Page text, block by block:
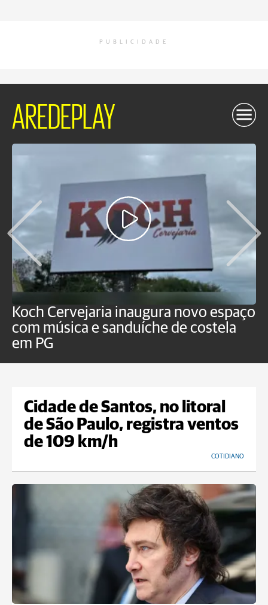
PUBLICIDADE
AREDEPLAY
Koch Cervejaria inaugura novo espaço
com música e sanduíche de costela
em PG
Cidade de Santos, no litoral
de São Paulo, registra ventos
de 109 km/h
COTIDIANO